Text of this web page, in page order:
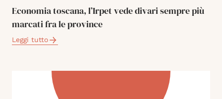
Economia toscana, l’Irpet vede divari sempre più
marcati fra le province
Leggi tutto